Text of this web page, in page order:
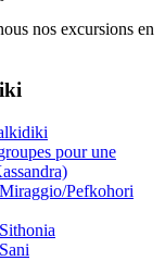
nos excursions en
pour une
Pefkohori